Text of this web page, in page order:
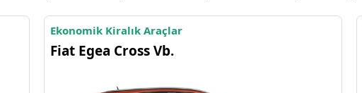
Ekonomik Kiralık Araçlar
Fiat Egea Cross Vb.